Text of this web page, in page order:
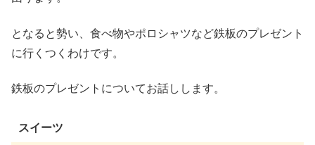
となると勢い、食べ物やポロシャツなど鉄板のプレゼント
に行くつくわけです。
鉄板のプレゼントについてお話しします。
スイーツ